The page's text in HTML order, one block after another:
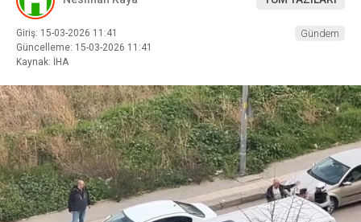
Giriş: 15-03-2026 11:41
Güncelleme: 15-03-2026 11:41
Kaynak: İHA
Gündem